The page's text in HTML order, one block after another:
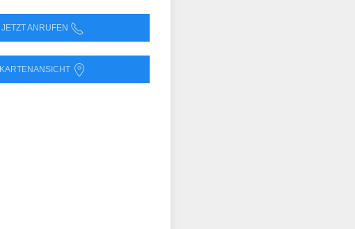
JETZT ANRUFEN
KARTENANSICHT